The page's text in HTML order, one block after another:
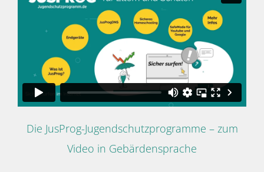
Die JusProg-Jugendschutzprogramme – zum
Video in Gebärdensprache